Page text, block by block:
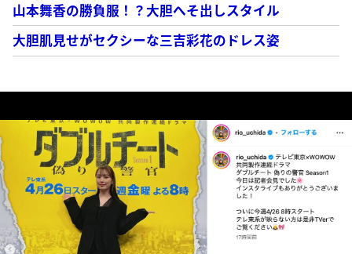
山本舞香の勝負服！？大胆へそ出しスタイル
大胆肌見せがセクシーな三吉彩花のドレス姿